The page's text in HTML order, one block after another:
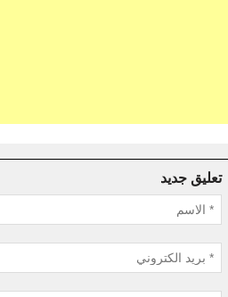
تعليق جديد